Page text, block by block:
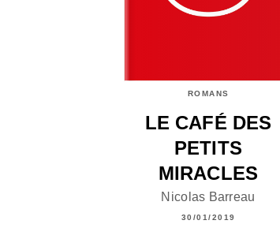
ROMANS
LE CAFÉ DES
PETITS
MIRACLES
Nicolas Barreau
30/01/2019